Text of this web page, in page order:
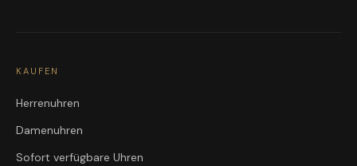
KAUFEN
Herrenuhren
Damenuhren
Sofort verfügbare Uhren